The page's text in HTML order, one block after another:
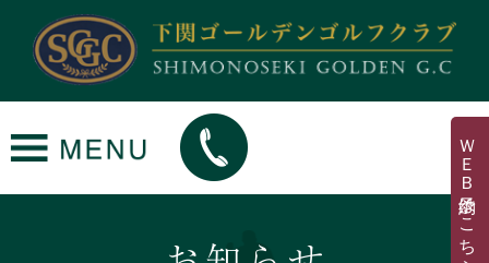
top news
menu
ＷＥＢ予約はこちらから